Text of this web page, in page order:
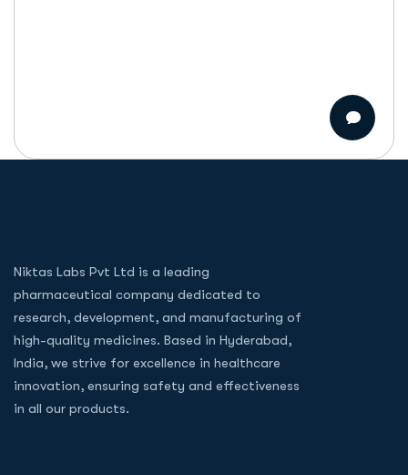
Niktas Labs Pvt Ltd is a leading
pharmaceutical company dedicated to
research, development, and manufacturing of
high-quality medicines. Based in Hyderabad,
India, we strive for excellence in healthcare
innovation, ensuring safety and effectiveness
in all our products.